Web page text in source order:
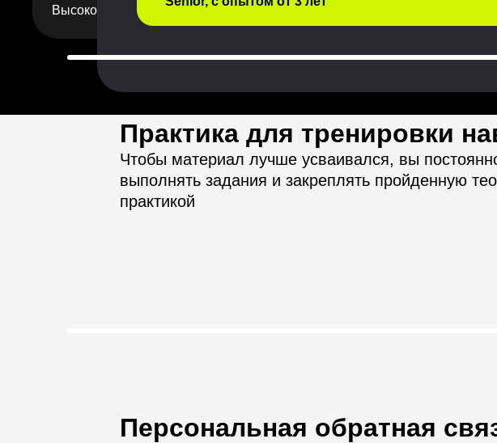
Высокое качества курса
Практика для тренировки
Чтобы материал лучше усваивался, вы
выполнять задания и закреплять пройденную
практикой
Персональная обратная